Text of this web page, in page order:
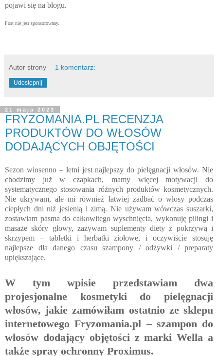
pojawi się na blogu.
Post nie jest sponsorowany.
Autor strony 1 komentarz:
Udostępnij
21 maja 2023
FRYZOMANIA.PL RECENZJA
PRODUKTÓW DO WŁOSÓW
DODAJĄCYCH OBJĘTOŚCI
Sezon wiosenno – letni jest najlepszy do pielęgnacji włosów. Nie
chodzimy już w czapkach, mamy więcej motywacji do
systematycznego stosowania różnych produktów kosmetycznych.
Nie ukrywam, ale mi również łatwiej zadbać o włosy podczas
ciepłych dni niż jesienią i zimą. Nie używam wówczas suszarki,
zostawiam pasma do całkowitego wyschnięcia, wykonuję pilingi i
masaże skóry głowy, zażywam suplementy diety z pokrzywą i
skrzypem – tabletki i herbatki ziołowe, i oczywiście stosuję
najlepsze dla danego czasu szampony / odżywki / preparaty
upiększające.
W tym wpisie przedstawiam dwa
projesjonalne kosmetyki do pielęgnacji
włosów, jakie zamówiłam ostatnio ze sklepu
internetowego Fryzomania.pl – szampon do
włosów dodający objętości z marki Wella a
także spray ochronny Proximus.